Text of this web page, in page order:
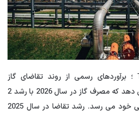
گزارش خبرگزاری Tasnim ؛ برآوردهای رسمی از روند تقاضای گاز
طبیعی در جهان نشان می دهد که مصرف گاز در سال 2026 با رشد 2
٪ به بالاترین سطح تاریخی خود می رسد. رشد تقاضا در سال 2025